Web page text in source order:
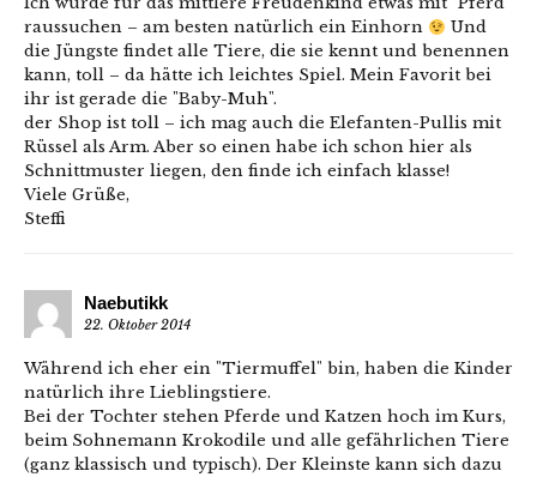
raussuchen – am besten natürlich ein Einhorn
Und
die Jüngste findet alle Tiere, die sie kennt und benennen
kann, toll – da hätte ich leichtes Spiel. Mein Favorit bei
ihr ist gerade die "Baby-Muh".
der Shop ist toll – ich mag auch die Elefanten-Pullis mit
Rüssel als Arm. Aber so einen habe ich schon hier als
Schnittmuster liegen, den finde ich einfach klasse!
Viele Grüße,
Steffi
Naebutikk
22. Oktober 2014
Während ich eher ein "Tiermuffel" bin, haben die Kinder
natürlich ihre Lieblingstiere.
Bei der Tochter stehen Pferde und Katzen hoch im Kurs,
beim Sohnemann Krokodile und alle gefährlichen Tiere
(ganz klassisch und typisch). Der Kleinste kann sich dazu